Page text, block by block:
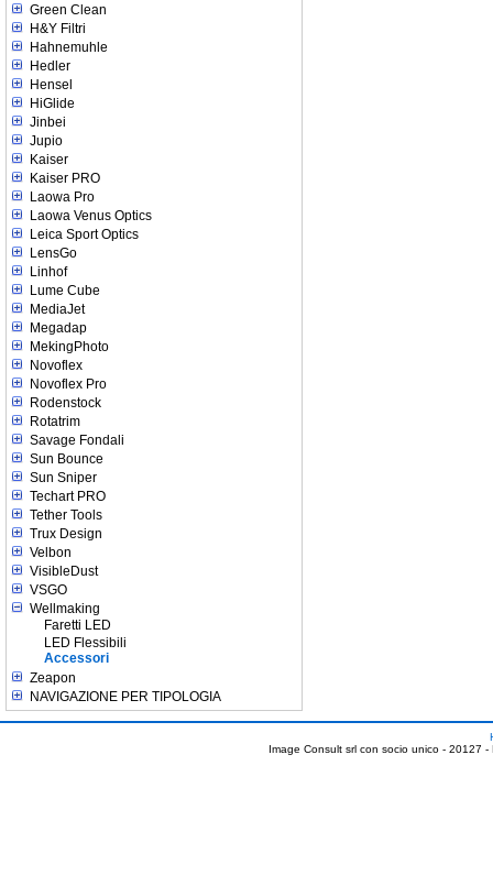
Green Clean
H&Y Filtri
Hahnemuhle
Hedler
Hensel
HiGlide
Jinbei
Jupio
Kaiser
Kaiser PRO
Laowa Pro
Laowa Venus Optics
Leica Sport Optics
LensGo
Linhof
Lume Cube
MediaJet
Megadap
MekingPhoto
Novoflex
Novoflex Pro
Rodenstock
Rotatrim
Savage Fondali
Sun Bounce
Sun Sniper
Techart PRO
Tether Tools
Trux Design
Velbon
VisibleDust
VSGO
Wellmaking
Faretti LED
LED Flessibili
Accessori
Zeapon
NAVIGAZIONE PER TIPOLOGIA
Image Consult srl con socio unico - 20127